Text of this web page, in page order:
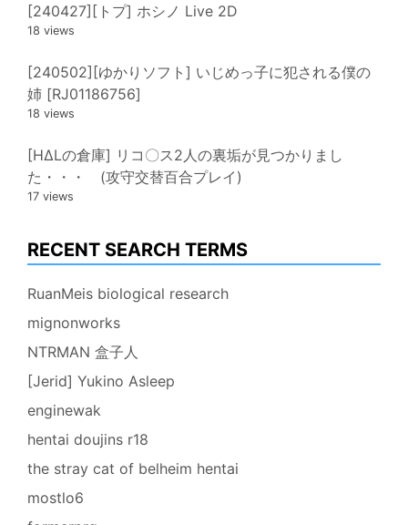
[240427][トプ] ホシノ Live 2D
18 views
[240502][ゆかりソフト] いじめっ子に犯される僕の
姉 [RJ01186756]
18 views
[HΔLの倉庫] リコ〇ス2人の裏垢が見つかりまし
た・・・ (攻守交替百合プレイ)
17 views
RECENT SEARCH TERMS
RuanMeis biological research
mignonworks
NTRMAN 盒子人
[Jerid] Yukino Asleep
enginewak
hentai doujins r18
the stray cat of belheim hentai
mostlo6